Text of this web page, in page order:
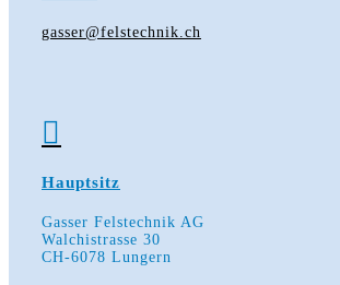
gasser@felstechnik.ch

Hauptsitz
Gasser Felstechnik AG
Walchistrasse 30
CH-6078 Lungern